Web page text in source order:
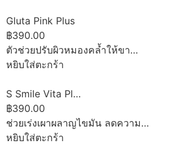
Gluta Pink Plus
฿390.00
ตัวช่วยปรับผิวหมองคล้ำให้ขา…
หยิบใส่ตะกร้า
S Smile Vita Pl…
฿390.00
ช่วยเร่งเผาผลาญไขมัน ลดความ…
หยิบใส่ตะกร้า